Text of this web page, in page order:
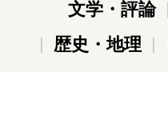
文学・評論
歴史・地理